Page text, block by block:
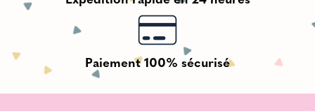
Paiement 100% sécurisé